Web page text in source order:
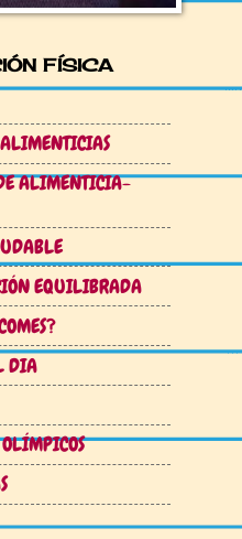
FÍSICA
ALIMENTICIA-
EQUILIBRADA
DIA